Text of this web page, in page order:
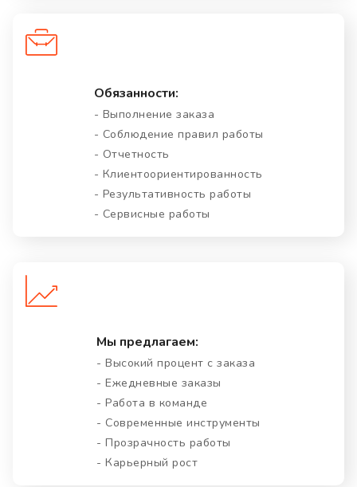
Обязанности:
- Выполнение заказа
- Соблюдение правил работы
- Отчетность
- Клиентоориентированность
- Результативность работы
- Сервисные работы
Мы предлагаем:
- Высокий процент с заказа
- Ежедневные заказы
- Работа в команде
- Современные инструменты
- Прозрачность работы
- Карьерный рост